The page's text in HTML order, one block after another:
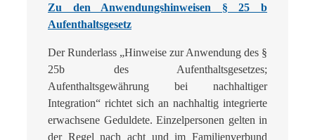
Zu den Anwendungshinweisen § 25 b
Aufenthaltsgesetz
Der Runderlass „Hinweise zur Anwendung des §
25b des Aufenthaltsgesetzes;
Aufenthaltsgewährung bei nachhaltiger
Integration“ richtet sich an nachhaltig integrierte
erwachsene Geduldete. Einzelpersonen gelten in
der Regel nach acht und im Familienverbund